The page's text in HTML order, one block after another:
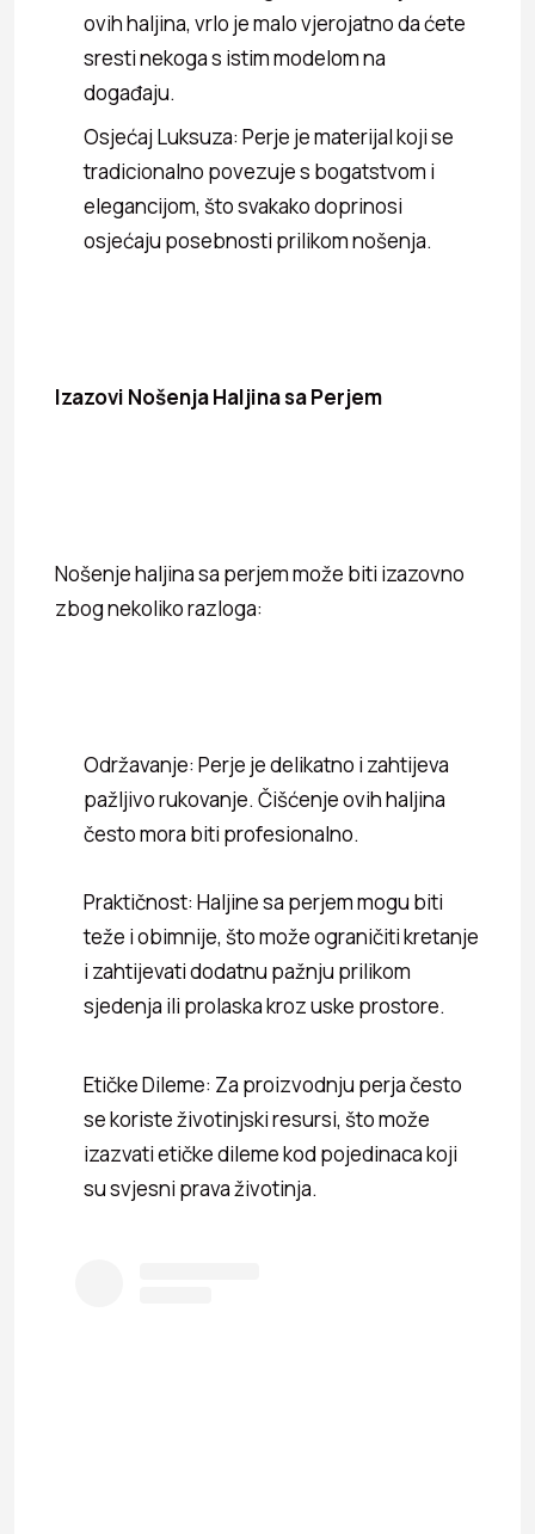
ovih haljina, vrlo je malo vjerojatno da ćete
sresti nekoga s istim modelom na
događaju.
Osjećaj Luksuza: Perje je materijal koji se
tradicionalno povezuje s bogatstvom i
elegancijom, što svakako doprinosi
osjećaju posebnosti prilikom nošenja.
Izazovi Nošenja Haljina sa Perjem
Nošenje haljina sa perjem može biti izazovno
zbog nekoliko razloga:
Održavanje: Perje je delikatno i zahtijeva
pažljivo rukovanje. Čišćenje ovih haljina
često mora biti profesionalno.
Praktičnost: Haljine sa perjem mogu biti
teže i obimnije, što može ograničiti kretanje
i zahtijevati dodatnu pažnju prilikom
sjedenja ili prolaska kroz uske prostore.
Etičke Dileme: Za proizvodnju perja često
se koriste životinjski resursi, što može
izazvati etičke dileme kod pojedinaca koji
su svjesni prava životinja.